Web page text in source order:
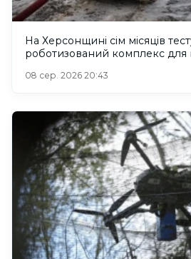
На Херсонщині сім місяців
роботизований комплекс для
08 сер. 2026 20:43